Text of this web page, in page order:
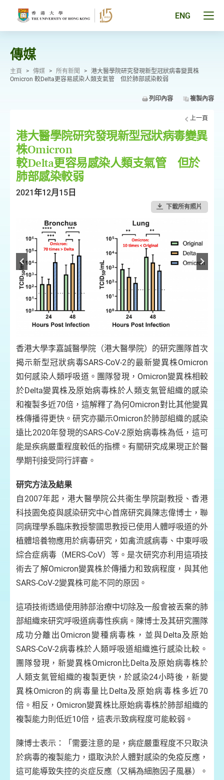
ENG
傳媒
主頁 > 傳媒 > 所有新聞 > 港大醫學院研究發現新型冠狀病毒變異株
Omicron 較Delta更容易感染人類支氣管 但於肺部感染較弱
列印內容 複製內容
上一頁
港大醫學院研究發現新型冠狀病毒變異
株Omicron
較Delta更容易感染人類支氣管 但於
肺部感染較弱
2021年12月15日
下載所有照片
香港大學李嘉誠醫學院（港大醫學院）的研究團隊首次
揭示新型冠狀病毒SARS-CoV-2的最新變異株Omicron
如何感染人類呼吸道。團隊發現，Omicron變異株相較
於Delta變異株及原始病毒株於人類支氣管組織的感染
和複製多近70倍，這解釋了為何Omicron對比其他變異
株傳播得更快。研究亦顯示Omicron於肺部組織的感染
遠比2020年發現的SARS-CoV-2原始病毒株為低，這可
能是疾病嚴重程度較低的指標。有關研究成果現正於醫
學期刊接受同行評審。
研究方法及結果
自2007年起，港大醫學院公共衞生學院副教授、香港
科技園免疫與感染研究中心首席研究員陳志偉博士，聯
同病理學系臨床教授黎國思教授已使用人體呼吸道的外
植體培養物應用於病毒研究，如禽流感病毒、中東呼吸
綜合症病毒（MERS-CoV）等。是次研究亦利用這項技
術去了解Omicron變異株於傳播力和致病程度，與其他
SARS-CoV-2變異株可能不同的原因。
這項技術透過使用肺部治療中切除及一般會被丟棄的肺
部組織來研究呼吸道病毒性疾病。陳博士及其研究團隊
成功分離出Omicron變種病毒株，並與Delta及原始
SARS-CoV-2病毒株於人類呼吸道組織進行感染比較。
團隊發現，新變異株Omicron比Delta及原始病毒株於
人類支氣管組織的複製更快，於感染24小時後，新變
異株Omicron的病毒量比Delta及原始病毒株多近70
倍。相反，Omicron變異株比原始病毒株於肺部組織的
複製能力則低近10倍，這表示致病程度可能較弱。
陳博士表示：「需要注意的是，病症嚴重程度不只取決
於病毒的複製能力，還取決於人體對感染的免疫反應，
這可能導致失控的炎症反應（又稱為細胞因子風暴）。